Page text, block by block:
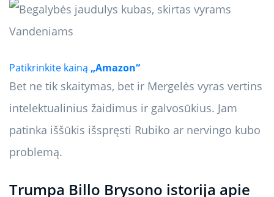
Patikrinkite kainą „Amazon“
Bet ne tik skaitymas, bet ir Mergelės vyras vertins
intelektualinius žaidimus ir galvosūkius. Jam
patinka iššūkis išspręsti Rubiko ar nervingo kubo
problemą.
Trumpa Billo Brysono istorija apie